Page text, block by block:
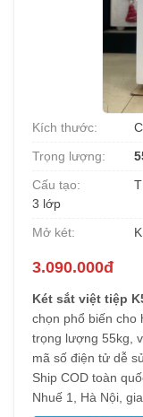
Kích thước:
Trọng lượng:
Cấu tạo:
3 lớp
Mở két:
3.090.000đ
Két sắt việt tiệp
chọn phổ biến cho
trọng lượng 55kg,
mã số điện tử dễ
Ship COD toàn
Nhuế 1, Hà Nội,